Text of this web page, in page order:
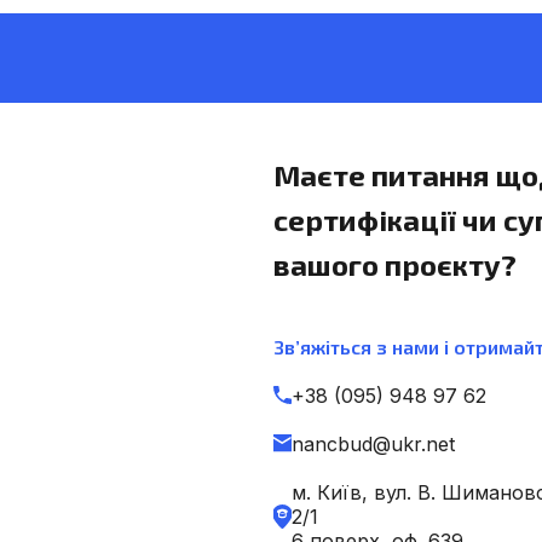
Маєте питання
сертифікації чи
вашого проєкту?
Зв’яжіться з нами і
+38 (095) 948 97 62
nancbud@ukr.net
м. Київ, вул. В.
2/1